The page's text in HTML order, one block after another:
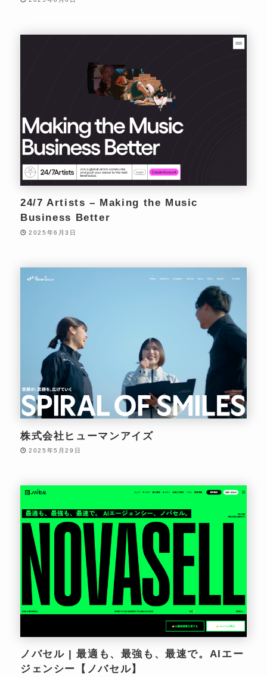
24/7 Artists – Making the Music
Business Better
2025年6月3日
株式会社ヒューマンアイズ
2025年5月29日
ノバセル | 最適も、最強も、最速で。AIエー
ジェンシー【ノバセル】